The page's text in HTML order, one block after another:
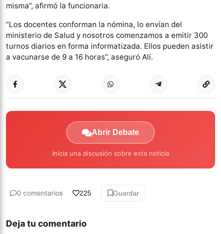
misma”, afirmó la funcionaria.
“Los docentes conforman la nómina, lo envían del
ministerio de Salud y nosotros comenzamos a emitir 300
turnos diarios en forma informatizada. Ellos pueden asistir
a vacunarse de 9 a 16 horas”, aseguró Alí.
Abrir Debate
Inicia una discusión sobre esta noticia
0 comentarios 225 Guardar
Deja tu comentario